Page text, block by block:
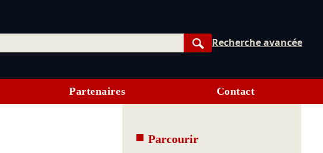
Rechercher
Recherche avancée
Partenaires Contact
Parcourir